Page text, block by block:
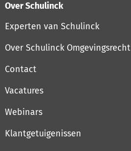
Over Schulinck
Experten van Schulinck
Over Schulinck Omgevingsrecht
Contact
Vacatures
Webinars
Klantgetuigenissen